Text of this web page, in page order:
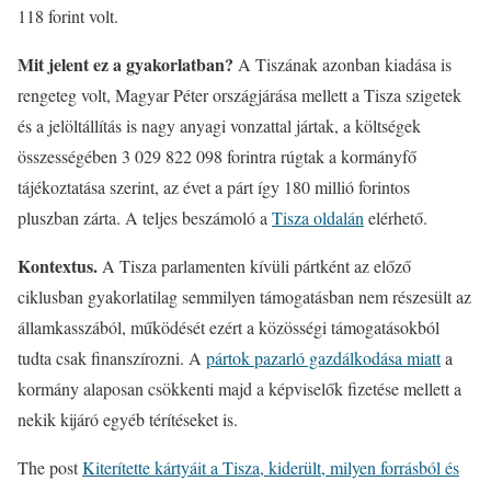
118 forint volt.
Mit jelent ez a gyakorlatban? A Tiszának azonban kiadása is
rengeteg volt, Magyar Péter országjárása mellett a Tisza szigetek
és a jelöltállítás is nagy anyagi vonzattal jártak, a költségek
összességében 3 029 822 098 forintra rúgtak a kormányfő
tájékoztatása szerint, az évet a párt így 180 millió forintos
pluszban zárta. A teljes beszámoló a Tisza oldalán elérhető.
Kontextus. A Tisza parlamenten kívüli pártként az előző
ciklusban gyakorlatilag semmilyen támogatásban nem részesült az
államkasszából, működését ezért a közösségi támogatásokból
tudta csak finanszírozni. A pártok pazarló gazdálkodása miatta
kormány alaposan csökkenti majd a képviselők fizetése mellett a
nekik kijáró egyéb térítéseket is.
The postKiterítette kártyáit a Tisza, kiderült, milyen forrásból és